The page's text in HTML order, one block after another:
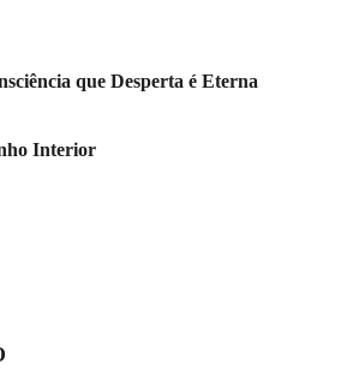
que Desperta é Eterna
Interior